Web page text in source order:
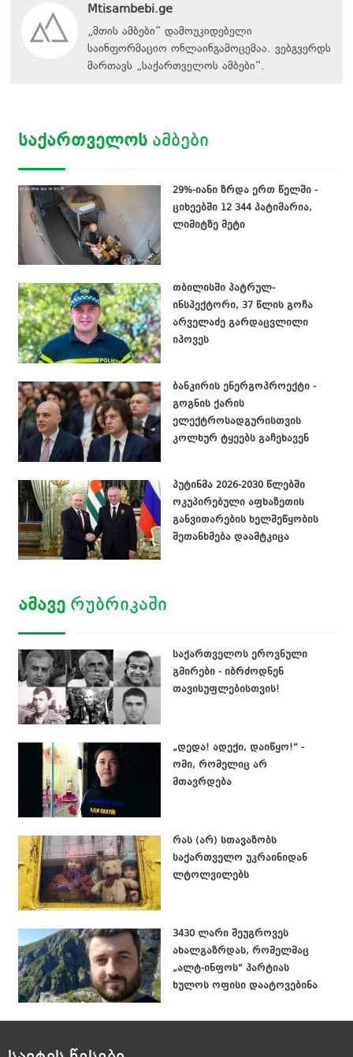
Mtisambebi.ge
„მთის ამბები“ დამოუკიდებელი
საინფორმაციო ონლაინგამოცემაა. ვებგვერდს
მართავს „საქართველოს ამბები“.
ᲡᲐᲥᲐᲠᲗᲕᲔᲚᲝᲡ ᲐᲛᲑᲔᲑᲘ
29%-იანი ზრდა ერთ წელში -
ციხეებში 12 344 პატიმარია,
ლიმიტზე მეტი
თბილისში პატრულ-
ინსპექტორი, 37 წლის გოჩა
არველაძე გარდაცვლილი
იპოვეს
ბანკირის ენერგოპროექტი -
გოგნის ქარის
ელექტროსადგურისთვის
კოლხურ ტყეებს გაჩეხავენ
პუტინმა 2026-2030 წლებში
ოკუპირებული აფხაზეთის
განვითარების ხელშეწყობის
შეთანხმება დაამტკიცა
ᲐᲛᲐᲕᲔ ᲠᲣᲑᲠᲘᲙᲐᲨᲘ
საქართველოს ეროვნული
გმირები - იბრძოდნენ
თავისუფლებისთვის!
„დედა! ადექი, დაიწყო!“ -
ომი, რომელიც არ
მთავრდება
რას (არ) სთავაზობს
საქართველო უკრაინიდან
ლტოლვილებს
3430 ლარი შეუგროვეს
ახალგაზრდას, რომელმაც
„ალტ-ინფოს“ პარტიას
ხულოს ოფისი დაატოვებინა